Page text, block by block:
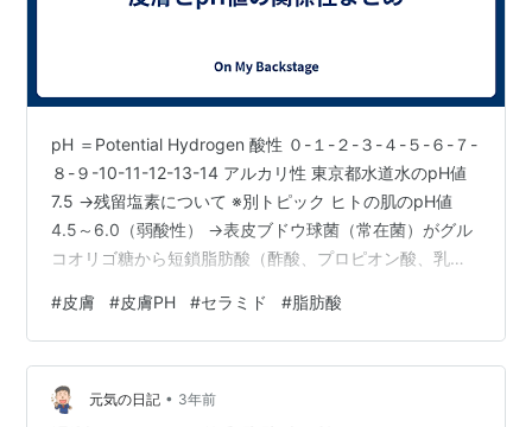
pH ＝Potential Hydrogen 酸性 ０-１-２-３-４-５-６-７-
８-９-10-11-12-13-14 アルカリ性 東京都水道水のpH値
7.5 →残留塩素について ※別トピック ヒトの肌のpH値
4.5～6.0（弱酸性） →表皮ブドウ球菌（常在菌）がグル
コオリゴ糖から短鎖脂肪酸（酢酸、プロピオン酸、乳
別トピック ヒトの汗のpH値 5.7～6.5（弱酸性） 主成
分：（99％以上）水分（微量）塩化ナトリウム、乳酸、
2価の金属イオン、アミノ酸、尿素等 →発汗量が増えるに
つれアルカリ性に近づく →重炭酸イオン HCO3-の濃度
#皮膚 #皮膚PH #セラミド #脂肪酸
元気の日記 • 3年前